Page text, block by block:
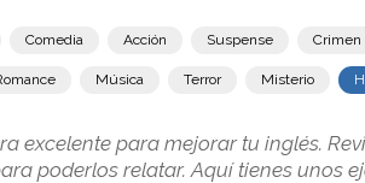
Comedia Acción Suspense Crimen
Música Terror Misterio
excelente para mejorar tu inglés.
poderlos relatar. Aquí tienes unos